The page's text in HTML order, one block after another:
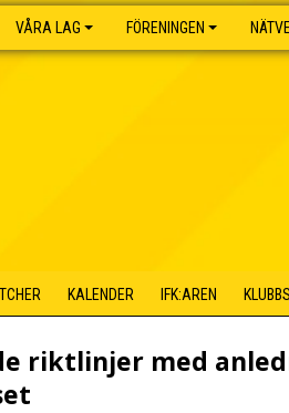
VÅRA LAG FÖRENINGEN
KALENDER IFK:AREN
riktlinjer med